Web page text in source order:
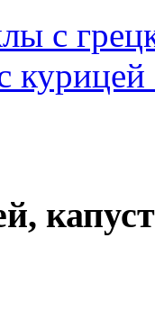
с
курицей